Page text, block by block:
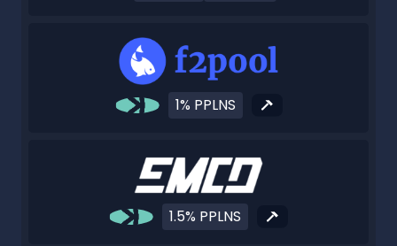
1% PPLNS
1.5% PPLNS